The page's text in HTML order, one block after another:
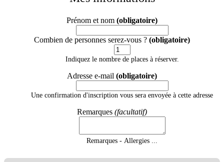
Prénom et nom (obligatoire)
Combien de personnes serez-vous ? (obligatoire)
Indiquez le nombre de places à réserver.
Adresse e-mail (obligatoire)
Une confirmation d'inscription vous sera envoyée à cette adresse
Remarques (facultatif)
Remarques - Allergies ...